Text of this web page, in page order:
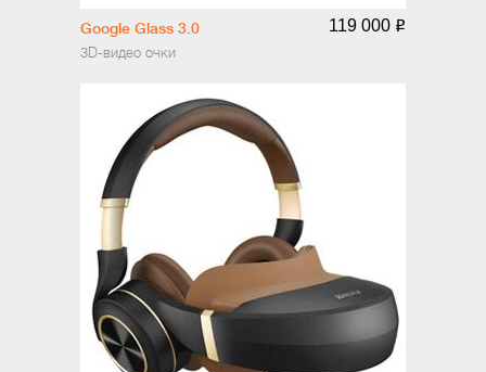
Google Glass 3.0
3D-видео очки
119 000 o